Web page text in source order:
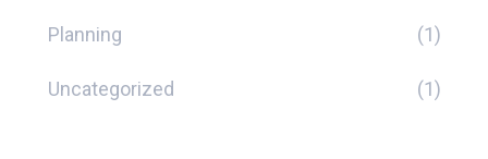
Planning (1)
Uncategorized (1)